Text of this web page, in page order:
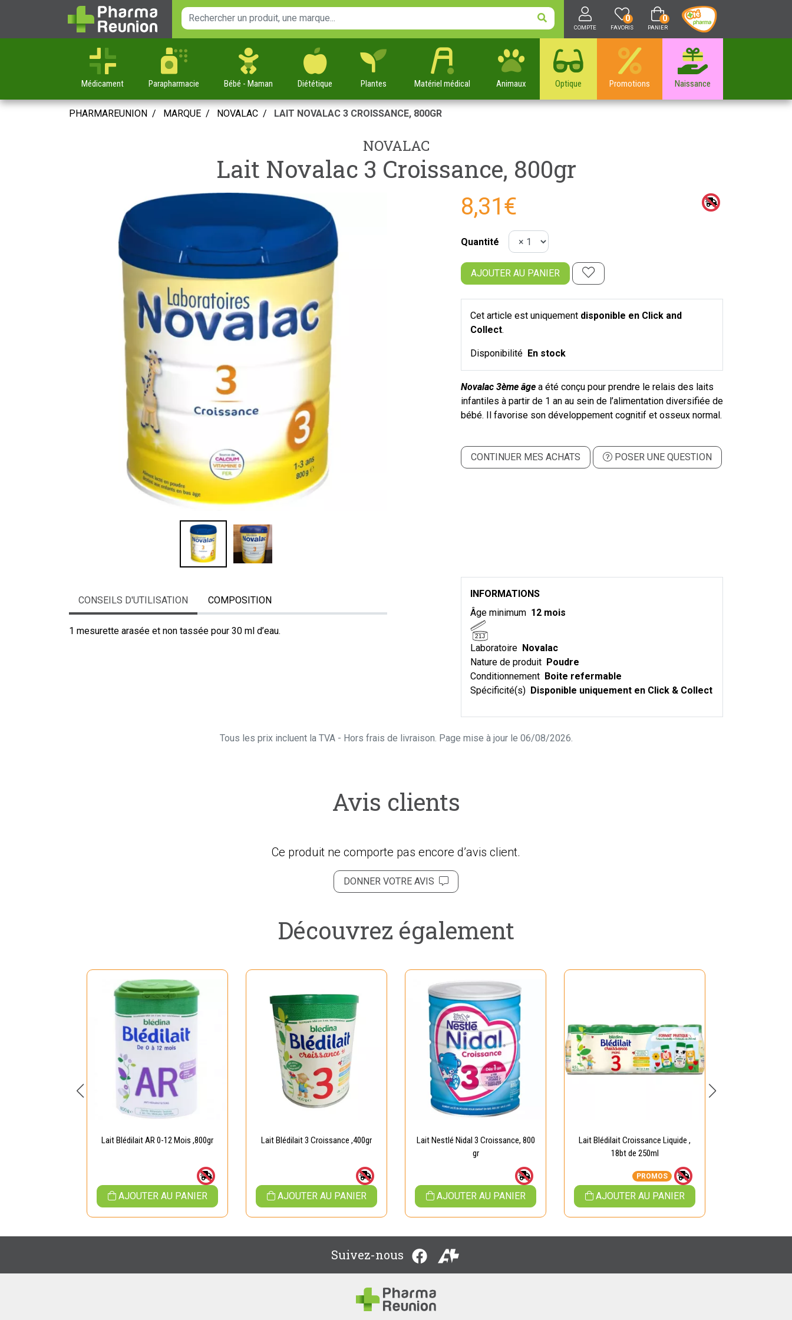
COMPTE FAVORIS
0
PANIER
0
Médicament Parapharmacie Bébé - Maman Diététique Plantes Matériel médical Animaux Optique Promotions Naissance
PHARMAREUNION MARQUE NOVALAC LAIT NOVALAC 3 CROISSANCE, 800GR
NOVALAC
Lait Novalac 3 Croissance, 800gr
8,31€
Quantité
AJOUTER AU PANIER
Cet article est uniquement disponible en Click and
Collect.
Disponibilité En stock
Novalac 3ème âge a été conçu pour prendre le relais des laits
infantiles à partir de 1 an au sein de l’alimentation diversifiée de
bébé. Il favorise son développement cognitif et osseux normal.
CONTINUER MES ACHATS POSER UNE QUESTION
CONSEILS D'UTILISATION COMPOSITION
1 mesurette arasée et non tassée pour 30 ml d’eau.
INFORMATIONS
Âge minimum 12 mois
21J
Laboratoire Novalac
Nature de produit Poudre
Conditionnement Boite refermable
Spécificité(s) Disponible uniquement en Click & Collect
Tous les prix incluent la TVA - Hors frais de livraison. Page mise à jour le 06/08/2026.
Avis clients
Ce produit ne comporte pas encore d’avis client.
DONNER VOTRE AVIS
Découvrez également
Lait Blédilait AR 0-12 Mois ,800gr
AJOUTER AU PANIER
Lait Blédilait 3 Croissance ,400gr
AJOUTER AU PANIER
Lait Nestlé Nidal 3 Croissance, 800
gr
AJOUTER AU PANIER
Lait Blédilait Croissance Liquide ,
18bt de 250ml
PROMOS
AJOUTER AU PANIER
Suivez-nous